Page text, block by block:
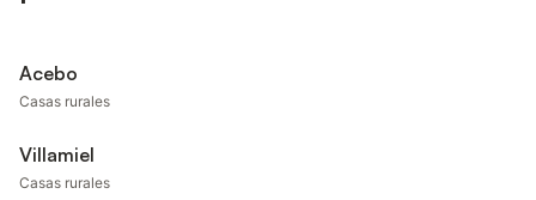
Acebo
Casas rurales
Villamiel
Casas rurales